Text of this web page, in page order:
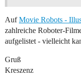
AufMovie Robots -
zahlreiche Roboter-
aufgelistet - vielleicht
Gruß
Kreszenz